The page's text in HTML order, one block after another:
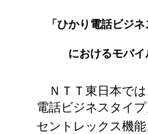
「ひかり電話ビジ
におけるモバ
ＮＴＴ東日本では
電話ビジネスタイ
セントレックス機能